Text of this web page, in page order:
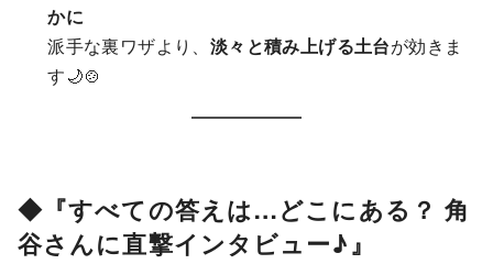
かに
派手な裏ワザより、 淡々と積み上げる土台が効きま
す🌙🍲
◆『すべての答えは…どこにある？ 角
谷さんに直撃インタビュー♪』